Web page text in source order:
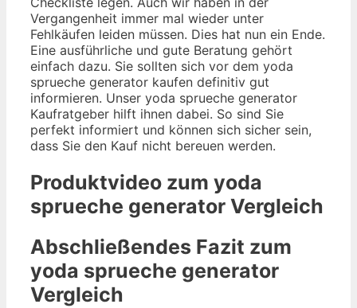
Vergangenheit immer mal wieder unter
Fehlkäufen leiden müssen. Dies hat nun ein Ende.
Eine ausführliche und gute Beratung gehört
einfach dazu. Sie sollten sich vor dem yoda
sprueche generator kaufen definitiv gut
informieren. Unser yoda sprueche generator
Kaufratgeber hilft ihnen dabei. So sind Sie
perfekt informiert und können sich sicher sein,
dass Sie den Kauf nicht bereuen werden.
Produktvideo zum yoda
sprueche generator Vergleich
Abschließendes Fazit zum
yoda sprueche generator
Vergleich